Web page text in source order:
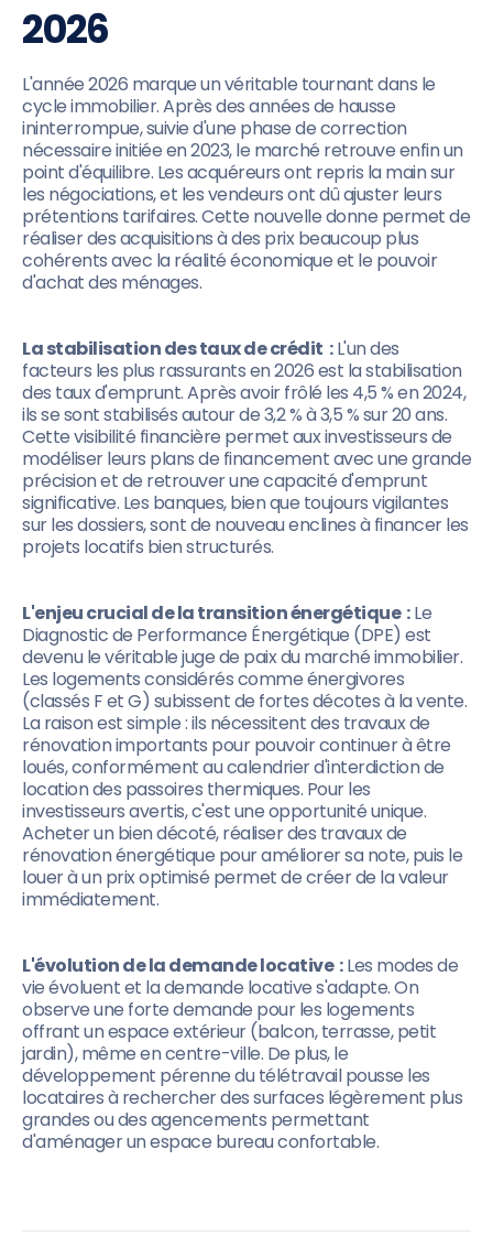
2026
L'année 2026 marque un véritable tournant dans le
cycle immobilier. Après des années de hausse
ininterrompue, suivie d'une phase de correction
nécessaire initiée en 2023, le marché retrouve enfin un
point d'équilibre. Les acquéreurs ont repris la main sur
les négociations, et les vendeurs ont dû ajuster leurs
prétentions tarifaires. Cette nouvelle donne permet de
réaliser des acquisitions à des prix beaucoup plus
cohérents avec la réalité économique et le pouvoir
d'achat des ménages.
La stabilisation des taux de crédit :L'un des
facteurs les plus rassurants en 2026 est la stabilisation
des taux d'emprunt. Après avoir frôlé les 4,5 % en 2024,
ils se sont stabilisés autour de 3,2 % à 3,5 % sur 20 ans.
Cette visibilité financière permet aux investisseurs de
modéliser leurs plans de financement avec une grande
précision et de retrouver une capacité d'emprunt
significative. Les banques, bien que toujours vigilantes
sur les dossiers, sont de nouveau enclines à financer les
projets locatifs bien structurés.
L'enjeu crucial de la transition énergétique :Le
Diagnostic de Performance Énergétique (DPE) est
devenu le véritable juge de paix du marché immobilier.
Les logements considérés comme énergivores
(classés F et G) subissent de fortes décotes à la vente.
La raison est simple : ils nécessitent des travaux de
rénovation importants pour pouvoir continuer à être
loués, conformément au calendrier d'interdiction de
location des passoires thermiques. Pour les
investisseurs avertis, c'est une opportunité unique.
Acheter un bien décoté, réaliser des travaux de
rénovation énergétique pour améliorer sa note, puis le
louer à un prix optimisé permet de créer de la valeur
immédiatement.
L'évolution de la demande locative :Les modes de
vie évoluent et la demande locative s'adapte. On
observe une forte demande pour les logements
offrant un espace extérieur (balcon, terrasse, petit
jardin), même en centre-ville. De plus, le
développement pérenne du télétravail pousse les
locataires à rechercher des surfaces légèrement plus
grandes ou des agencements permettant
d'aménager un espace bureau confortable.